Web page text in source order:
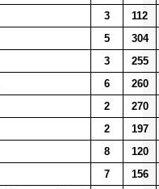
3
112
5
304
3
255
6
260
2
270
2
197
8
120
7 156